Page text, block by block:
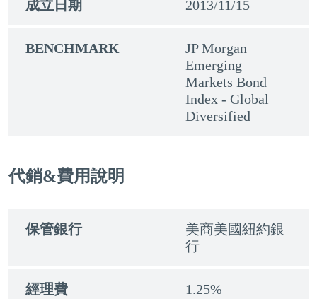
成立日期 2013/11/15
BENCHMARK
JP Morgan
Emerging
Markets Bond
Index - Global
Diversified
代銷&費用說明
保管銀行
美商美國紐約銀
行
經理費 1.25%